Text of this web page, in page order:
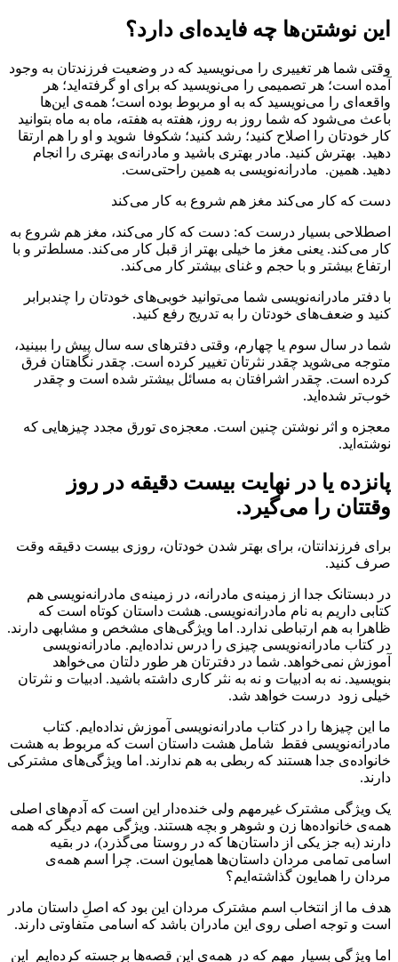
این‌ نوشتن‌ها چه فایده‌ای دارد؟
وقتی شما هر تغییری را می‌نویسید که در وضعیت فرزندتان به وجود
آمده است؛ هر تصمیمی را می‌نویسید که برای او گرفته‌اید؛ هر
واقعه‌ای را می‌نویسید که به او مربوط بوده است؛ همه‌ی این‌ها
باعث می‌شود که شما روز به ‌روز، هفته به هفته، ماه به ماه بتوانید
کار خودتان را اصلاح کنید؛ رشد کنید؛ شکوفا شوید و او را هم ارتقا
دهید. بهترش کنید. مادر بهتری باشید و مادرانه‌ی بهتری را انجام
دهید. همین. مادرانه‌نویسی به همین راحتی‌ست.
دست که کار می‌کند مغز هم شروع به کار می‌کند
اصطلاحی بسیار درست که: دست که کار می‌کند، مغز هم شروع به
کار می‌کند. یعنی مغز ما خیلی بهتر از قبل کار می‌کند. مسلط‌تر و با
ارتفاع بیشتر و با حجم و غنای بیشتر کار می‌کند.
با دفتر مادرانه‌نویسی شما می‌توانید خوبی‌های خودتان را چندبرابر
کنید و ضعف‌های خودتان را به تدریج رفع کنید.
شما در سال سوم یا چهارم، وقتی دفترهای سه سال پیش را ببینید،
متوجه می‌شوید چقدر نثرتان تغییر کرده است. چقدر نگاهتان فرق
کرده است. چقدر اشرافتان به مسائل بیشتر شده است و چقدر
خوب‌تر شده‌اید.
معجزه و اثر نوشتن چنین است. معجزه‌ی تورق مجدد چیزهایی که
نوشته‌اید.
پانزده یا در نهایت بیست دقیقه در روز
وقتتان را می‌گیرد.
برای فرزندانتان، برای بهتر شدن خودتان، روزی بیست دقیقه وقت
صرف کنید.
در دبستانک جدا از زمینه‌ی مادرانه، در زمینه‌ی مادرانه‌نویسی هم
کتابی داریم به نام مادرانه‌نویسی. هشت داستان کوتاه است که
ظاهرا به هم ارتباطی ندارد. اما ویژگی‌های مشخص و مشابهی دارند.
در‌ کتاب مادرانه‌نویسی چیزی را درس نداده‌ایم. مادرانه‌نویسی
آموزش نمی‌خواهد. شما در دفترتان هر طور دلتان می‌خواهد
بنویسید. نه به ادبیات و نه به نثر کاری داشته باشید. ادبیات و نثرتان
خیلی زود درست خواهد شد.
ما این چیزها را در کتاب مادرانه‌نویسی آموزش نداده‌ایم. کتاب
مادرانه‌نویسی فقط شامل هشت داستان است که مربوط به هشت
خانواده‌ی جدا هستند که ربطی به هم ندارند. اما ویژگی‌های مشترکی
دارند.
یک ویژگی مشترک غیرمهم ولی خنده‌دار این است که آدم‌های اصلی
همه‌ی خانواده‌ها زن و شوهر و بچه هستند. ویژگی مهم دیگر که همه
دارند (به جز یکی از داستان‌ها که در روستا می‌گذرد)، در بقیه
اسامی تمامی مردان داستان‌ها همایون است. چرا اسم همه‌ی
مردان را همایون گذاشته‌ایم؟
هدف ما از انتخاب اسم مشترک مردان این بود که اصلِ داستان مادر
است و توجه اصلی روی این مادران باشد که اسامی متفاوتی دارند.
اما ویژگی بسیار مهم که در همه‌ی این قصه‌ها برجسته کرده‌ایم این